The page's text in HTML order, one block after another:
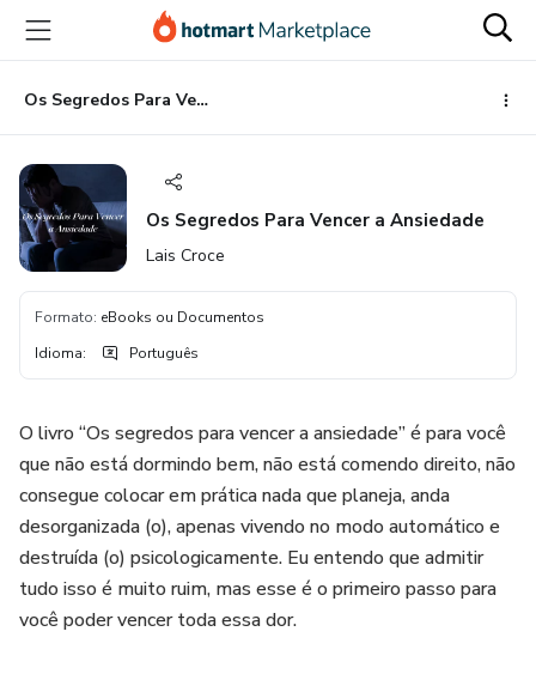
para
conteúdo
principal
para
pagamento
para
rodapé
Os Segredos Para Vencer a Ansiedade
Os Segredos Para Vencer a Ansiedade
Lais Croce
Formato: eBooks ou Documentos
Idioma: Português
O livro “Os segredos para vencer a ansiedade” é para você
que não está dormindo bem, não está comendo direito, não
consegue colocar em prática nada que planeja, anda
desorganizada (o), apenas vivendo no modo automático e
destruída (o) psicologicamente. Eu entendo que admitir
tudo isso é muito ruim, mas esse é o primeiro passo para
você poder vencer toda essa dor.